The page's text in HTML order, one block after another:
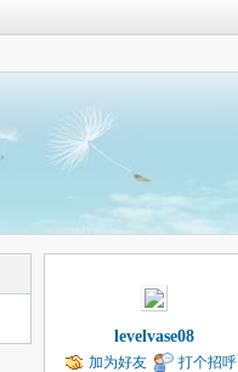
levelvase08
加为好友
打个招呼